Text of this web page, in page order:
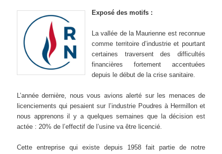
Exposé des motifs :
La vallée de la Maurienne est reconnue
comme territoire d’industrie et pourtant
certaines traversent des difficultés
financières fortement accentuées
depuis le début de la crise sanitaire.
L’année dernière, nous vous avions alerté sur les menaces de
licenciements qui pesaient sur l’industrie Poudres à Hermillon et
nous apprenons il y a quelques semaines que la décision est
actée : 20% de l’effectif de l’usine va être licencié.
Cette entreprise qui existe depuis 1958 fait partie de notre